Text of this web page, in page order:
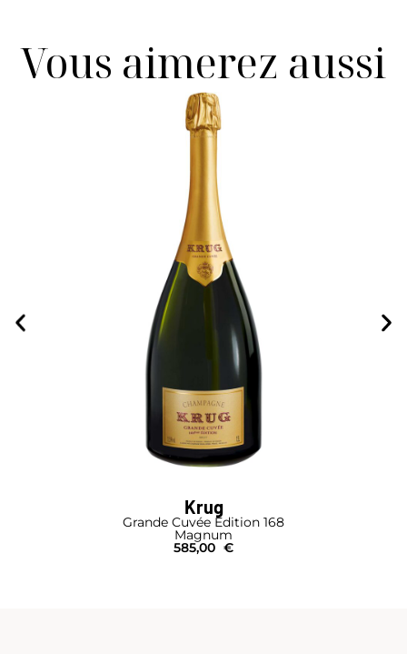
Vous aimerez aussi
Krug
Grande Cuvée Édition 168
Magnum
585,00 €